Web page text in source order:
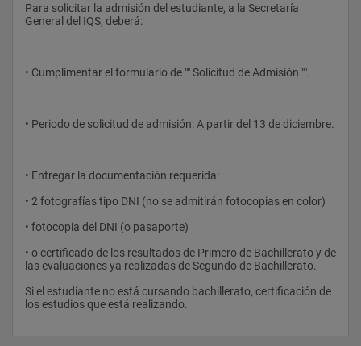
Microbiología
Optativa I
Laboratorio de Ingeniería Química
Ampliación de Química Orgánica
Análisis Instrumental (Técnicas cuantitativas)
Medio Ambiente
Biotecnología
Gestión de la Calidad, Seguridad y Medio Ambiente
Optativa II
Para solicitar la admisión del estudiante, a la Secretaría
General del IQS, deberá:
• Cumplimentar el formulario de "" Solicitud de Admisión "".
• Periodo de solicitud de admisión: A partir del 13 de diciembre.
• Entregar la documentación requerida:
• 2 fotografías tipo DNI (no se admitirán fotocopias en color)
• fotocopia del DNI (o pasaporte)
• o certificado de los resultados de Primero de Bachillerato y de
las evaluaciones ya realizadas de Segundo de Bachillerato.
Si el estudiante no está cursando bachillerato, certificación de
los estudios que está realizando.